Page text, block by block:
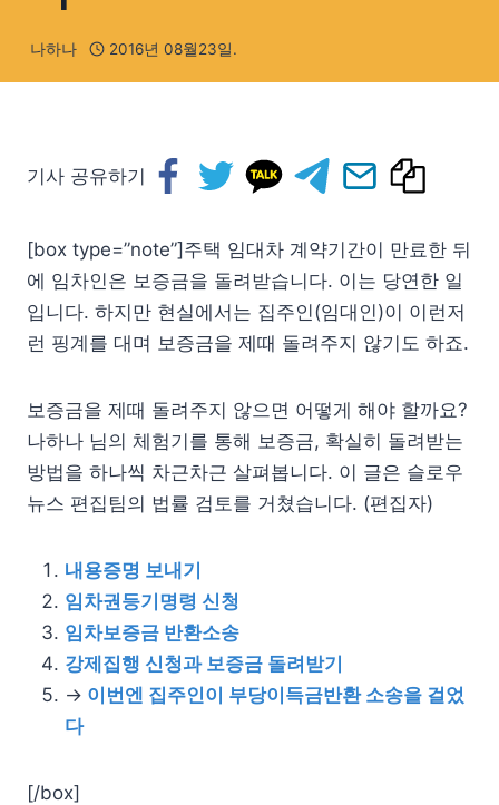
나하나 2016년 08월23일.
기사 공유하기
[box type=”note”]주택 임대차 계약기간이 만료한 뒤
에 임차인은 보증금을 돌려받습니다. 이는 당연한 일
입니다. 하지만 현실에서는 집주인(임대인)이 이런저
런 핑계를 대며 보증금을 제때 돌려주지 않기도 하죠.
보증금을 제때 돌려주지 않으면 어떻게 해야 할까요?
나하나 님의 체험기를 통해 보증금, 확실히 돌려받는
방법을 하나씩 차근차근 살펴봅니다. 이 글은 슬로우
뉴스 편집팀의 법률 검토를 거쳤습니다. (편집자)
내용증명 보내기
임차권등기명령 신청
임차보증금 반환소송
강제집행 신청과 보증금 돌려받기
→ 이번엔 집주인이 부당이득금반환 소송을 걸었
다
[/box]